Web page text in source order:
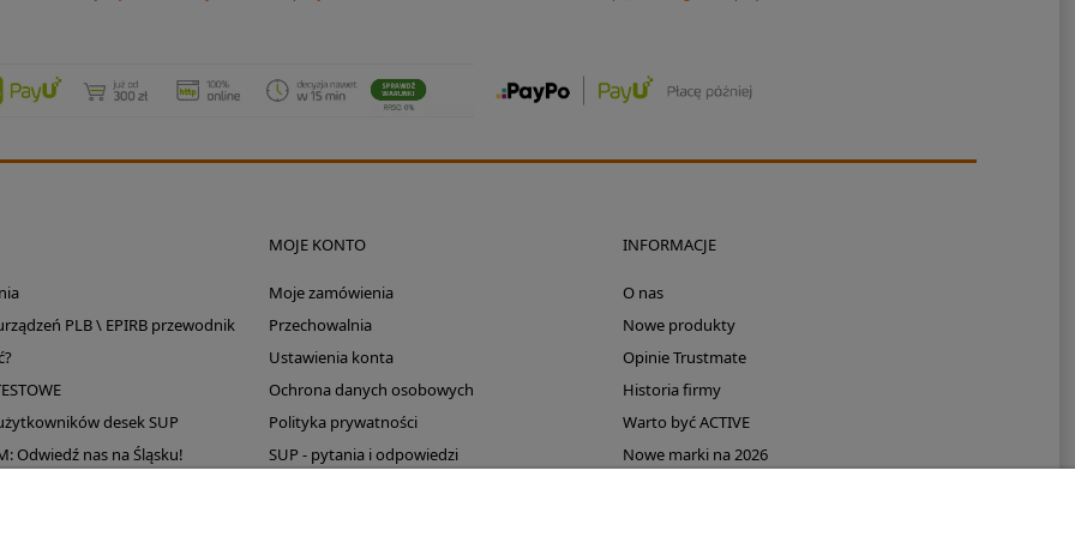
PLB \ EPIRB przewodnik
desek SUP
Odwiedź nas na Śląsku!
MOJE KONTO
Moje zamówienia
Przechowalnia
Ustawienia konta
Ochrona danych osobowych
Polityka prywatności
SUP - pytania i odpowiedzi
INFORMACJE
O nas
Nowe produkty
Opinie Trustmate
Historia firmy
Warto być ACTIVE
Nowe marki na 2026